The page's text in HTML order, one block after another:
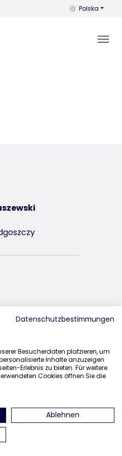
Możesz
Polska
na Instagramie
znajdź nas na Facebooku
znajdź nas
Datenschutzbestimmungen
Besucherdaten platzieren, um
Inhalte anzuzeigen
Erlebnis zu bieten. Für weitere
Cookies öffnen Sie die
Ablehnen